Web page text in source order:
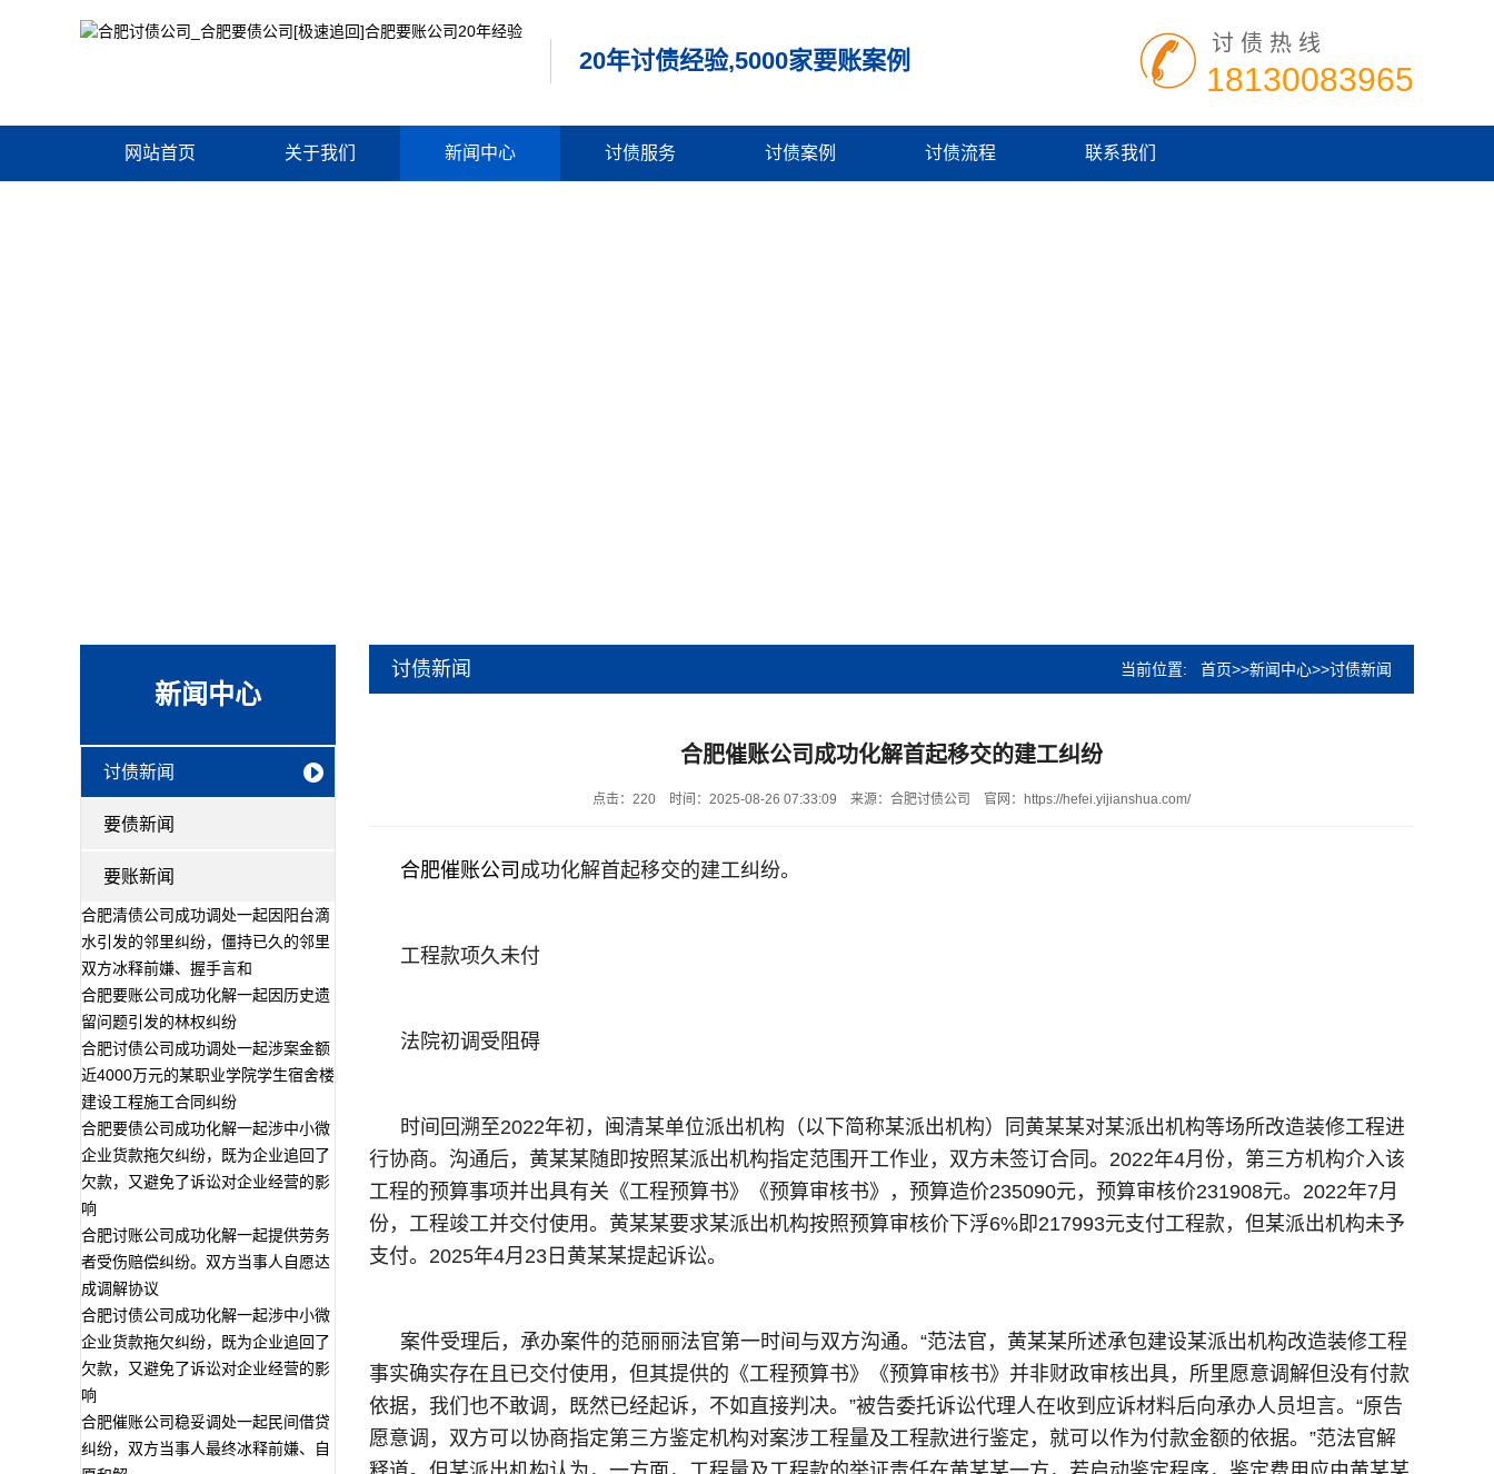
20年讨债经验,5000家要账案例
讨债热线
18130083965
网站首页 关于我们 新闻中心 讨债服务 讨债案例 讨债流程 联系我们
新闻中心
讨债新闻
要债新闻
要账新闻
合肥清债公司成功调处一起因阳台滴
水引发的邻里纠纷，僵持已久的邻里
双方冰释前嫌、握手言和
合肥要账公司成功化解一起因历史遗
留问题引发的林权纠纷
合肥讨债公司成功调处一起涉案金额
近4000万元的某职业学院学生宿舍楼
建设工程施工合同纠纷
合肥要债公司成功化解一起涉中小微
企业货款拖欠纠纷，既为企业追回了
欠款，又避免了诉讼对企业经营的影
响
合肥讨账公司成功化解一起提供劳务
者受伤赔偿纠纷。双方当事人自愿达
成调解协议
合肥讨债公司成功化解一起涉中小微
企业货款拖欠纠纷，既为企业追回了
欠款，又避免了诉讼对企业经营的影
响
合肥催账公司稳妥调处一起民间借贷
纠纷，双方当事人最终冰释前嫌、自
讨债新闻 当前位置: 首页>>新闻中心>>讨债新闻
合肥催账公司成功化解首起移交的建工纠纷
点击：220 时间：2025-08-26 07:33:09 来源：合肥讨债公司 官网：https://hefei.yijianshua.com/
合肥催账公司 成功化解首起移交的建工纠纷。
工程款项久未付
法院初调受阻碍
时间回溯至2022年初，闽清某单位派出机构（以下简称某派出机构）同黄某某对某派出机构等场所改造装修工程进
行协商。沟通后，黄某某随即按照某派出机构指定范围开工作业，双方未签订合同。2022年4月份，第三方机构介入该
工程的预算事项并出具有关《工程预算书》《预算审核书》，预算造价235090元，预算审核价231908元。2022年7月
份，工程竣工并交付使用。黄某某要求某派出机构按照预算审核价下浮6%即217993元支付工程款，但某派出机构未予
支付。2025年4月23日黄某某提起诉讼。
案件受理后，承办案件的范丽丽法官第一时间与双方沟通。“范法官，黄某某所述承包建设某派出机构改造装修工程
事实确实存在且已交付使用，但其提供的《工程预算书》《预算审核书》并非财政审核出具，所里愿意调解但没有付款
依据，我们也不敢调，既然已经起诉，不如直接判决。”被告委托诉讼代理人在收到应诉材料后向承办人员坦言。“原告
愿意调，双方可以协商指定第三方鉴定机构对案涉工程量及工程款进行鉴定，就可以作为付款金额的依据。”范法官解